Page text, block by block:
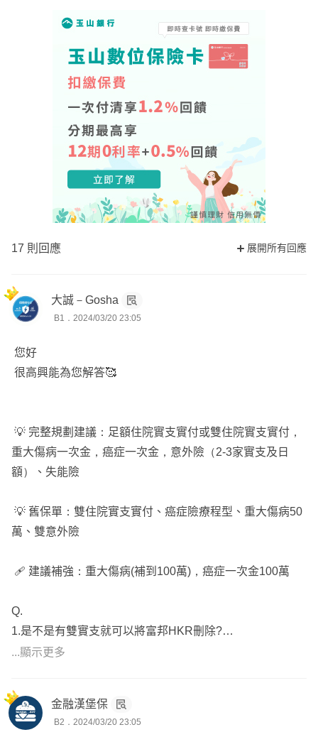
17 則回應 展開所有回應
大誠－Gosha
B1．2024/03/20 23:05
您好
很高興能為您解答🥰
💡 完整規劃建議：足額住院實支實付或雙住院實支實付，
重大傷病一次金，癌症一次金，意外險（2-3家實支及日
額）、失能險
💡 舊保單：雙住院實支實付、癌症險療程型、重大傷病50
萬、雙意外險
🩹 建議補強：重大傷病(補到100萬)，癌症一次金100萬
Q.
1.是不是有雙實支就可以將富邦HKR刪除?
2.富邦PCC2覺得理賠內容沒有很好是否可以刪除？癌症不
A
1. 確實HKR在HSC+XHB計畫二兩個實支下，幫助不大，
...顯示更多
金融漢堡保
B2．2024/03/20 23:05